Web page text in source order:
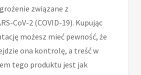
związane z
CoV-2 (COVID-19). Kupując
możesz mieć pewność, że
ona kontrolę, a treść w
tego produktu jest jak